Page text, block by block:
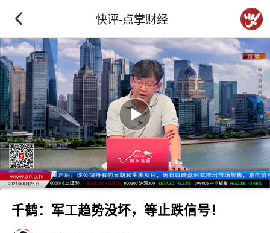
快评-点掌财经
千鹤：军工趋势没坏，等止跌信号！